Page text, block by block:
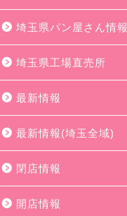
埼玉県パン屋さん情報
埼玉県工場直売所
最新情報
最新情報(埼玉全域)
閉店情報
開店情報